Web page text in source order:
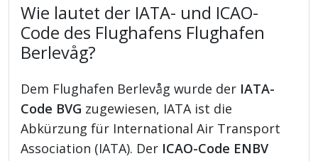
Wie lautet der IATA- und ICAO-
Code des Flughafens Flughafen
Berlevåg?
Dem Flughafen Berlevåg wurde der IATA-
Code BVG zugewiesen, IATA ist die
Abkürzung für International Air Transport
Association (IATA). Der ICAO-Code ENBV